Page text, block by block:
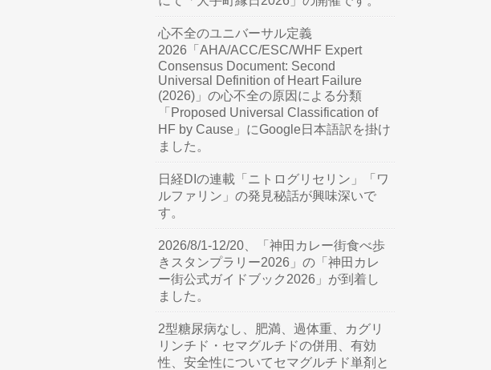
心不全のユニバーサル定義
2026「AHA/ACC/ESC/WHF Expert
Consensus Document: Second
Universal Definition of Heart Failure
(2026)」の心不全の原因による分類
「Proposed Universal Classification of
HF by Cause」にGoogle日本語訳を掛け
ました。
日経DIの連載「ニトログリセリン」「ワ
ルファリン」の発見秘話が興味深いで
す。
2026/8/1-12/20、「神田カレー街食べ歩
きスタンプラリー2026」の「神田カレ
ー街公式ガイドブック2026」が到着し
ました。
2型糖尿病なし、肥満、過体重、カグリ
リンチド・セマグルチドの併用、有効
性、安全性についてセマグルチド単剤と